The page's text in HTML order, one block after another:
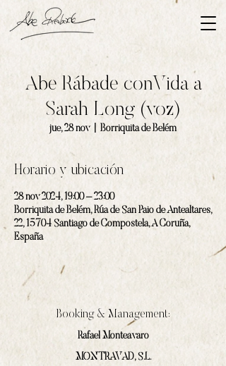
Abe Rábade conVida a
Sarah Long (voz)
jue, 28 nov
  |
Borriquita de Belém
Horario y ubicación
28 nov 2024, 19:00 – 23:00
Borriquita de Belém, Rúa de San Paio de Antealtares,
22, 15704 Santiago de Compostela, A Coruña,
España
Booking & Management:
Rafael Monteavaro
MONTRAVAD, S.L.